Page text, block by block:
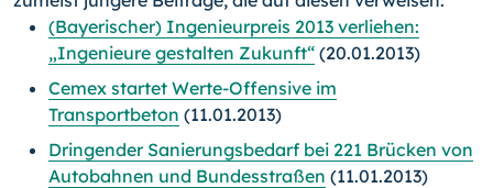
(Bayerischer) Ingenieurpreis 2013 verliehen:
„Ingenieure gestalten Zukunft“ (20.01.2013)
Cemex startet Werte-Offensive im
Transportbeton (11.01.2013)
Dringender Sanierungsbedarf bei 221 Brücken von
Autobahnen und Bundesstraßen (11.01.2013)